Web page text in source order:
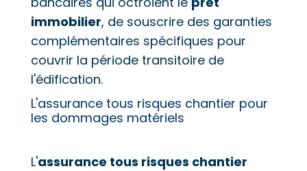
immobilier, de souscrire des garanties
complémentaires spécifiques pour
couvrir la période transitoire de
l'édification.
L'assurance tous risques chantier pour
les dommages matériels
L'assurance tous risques chantier